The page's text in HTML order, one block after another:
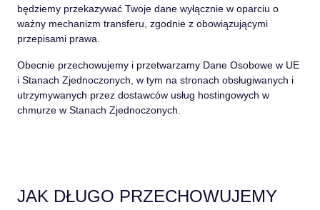
będziemy przekazywać Twoje dane wyłącznie w oparciu o
ważny mechanizm transferu, zgodnie z obowiązującymi
przepisami prawa.
Obecnie przechowujemy i przetwarzamy Dane Osobowe w UE
i Stanach Zjednoczonych, w tym na stronach obsługiwanych i
utrzymywanych przez dostawców usług hostingowych w
chmurze w Stanach Zjednoczonych.
JAK DŁUGO PRZECHOWUJEMY